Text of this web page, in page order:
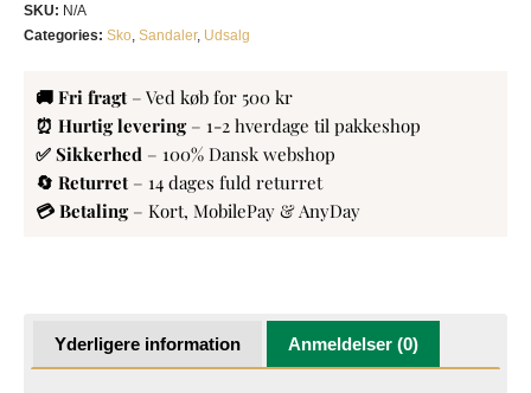
SKU: N/A
Categories: Sko, Sandaler, Udsalg
🚚 Fri fragt – Ved køb for 500 kr
⏰ Hurtig levering – 1-2 hverdage til pakkeshop
✅ Sikkerhed – 100% Dansk webshop
🔄 Returret – 14 dages fuld returret
💳 Betaling – Kort, MobilePay & AnyDay
Yderligere information Anmeldelser (0)